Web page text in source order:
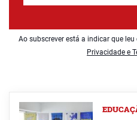
Ao subscrever está a indicar que
Privacidade e